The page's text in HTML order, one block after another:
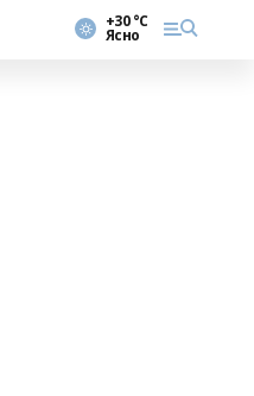
+30 °С
Ясно